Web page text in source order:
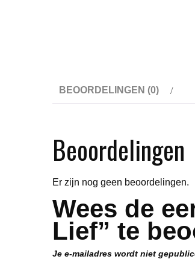
BEOORDELINGEN (0)
Beoordelingen
Er zijn nog geen beoordelingen.
Wees de
Lief” te
Je e-mailadres wordt niet